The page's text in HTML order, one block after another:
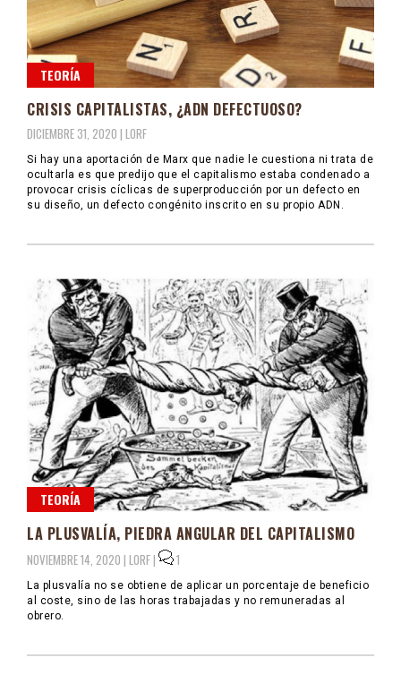
TEORÍA
CRISIS CAPITALISTAS, ¿ADN DEFECTUOSO?
DICIEMBRE 31, 2020 | LORF
Si hay una aportación de Marx que nadie le cuestiona ni trata de
ocultarla es que predijo que el capitalismo estaba condenado a
provocar crisis cíclicas de superproducción por un defecto en
su diseño, un defecto congénito inscrito en su propio ADN.
TEORÍA
LA PLUSVALÍA, PIEDRA ANGULAR DEL CAPITALISMO
NOVIEMBRE 14, 2020 | LORF| 1
La plusvalía no se obtiene de aplicar un porcentaje de beneficio
al coste, sino de las horas trabajadas y no remuneradas al
obrero.